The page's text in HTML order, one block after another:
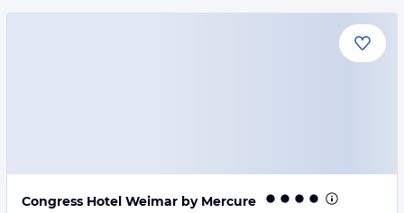
Congress Hotel Weimar by Mercure